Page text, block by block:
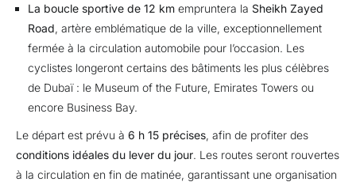
La boucle sportive de 12 km empruntera la Sheikh Zayed
Road, artère emblématique de la ville, exceptionnellement
fermée à la circulation automobile pour l’occasion. Les
cyclistes longeront certains des bâtiments les plus célèbres
de Dubaï : le Museum of the Future, Emirates Towers ou
encore Business Bay.
Le départ est prévu à 6 h 15 précises, afin de profiter des
conditions idéales du lever du jour. Les routes seront rouvertes
à la circulation en fin de matinée, garantissant une organisation